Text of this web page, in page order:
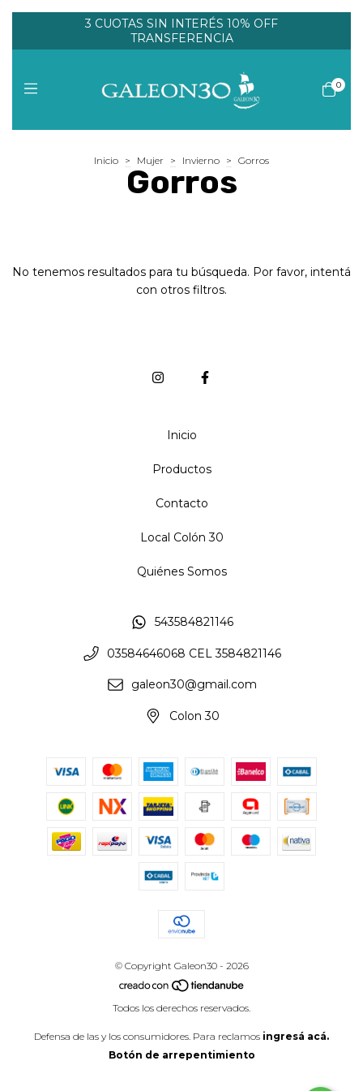
3 CUOTAS SIN INTERÉS 10% OFF
TRANSFERENCIA
0
Inicio > Mujer > Invierno > Gorros
Gorros
No tenemos resultados para tu búsqueda. Por favor, intentá
con otros filtros.
Inicio
Productos
Contacto
Local Colón 30
Quiénes Somos
543584821146
03584646068 CEL 3584821146
galeon30@gmail.com
Colon 30
© Copyright Galeon30 - 2026
Todos los derechos reservados.
Defensa de las y los consumidores. Para reclamos ingresá acá.
Botón de arrepentimiento